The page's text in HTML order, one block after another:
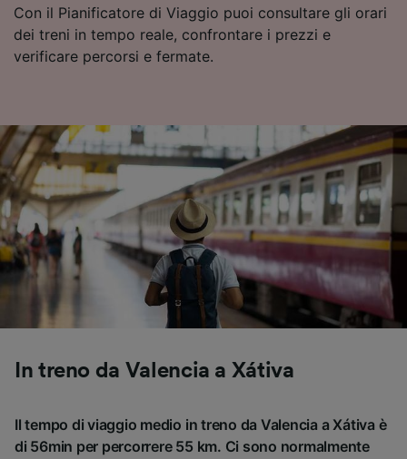
Con il Pianificatore di Viaggio puoi consultare gli orari
dei treni in tempo reale, confrontare i prezzi e
verificare percorsi e fermate.
In treno da Valencia a Xátiva
Il tempo di viaggio medio in treno da Valencia a Xátiva è
di 56min per percorrere 55 km. Ci sono normalmente